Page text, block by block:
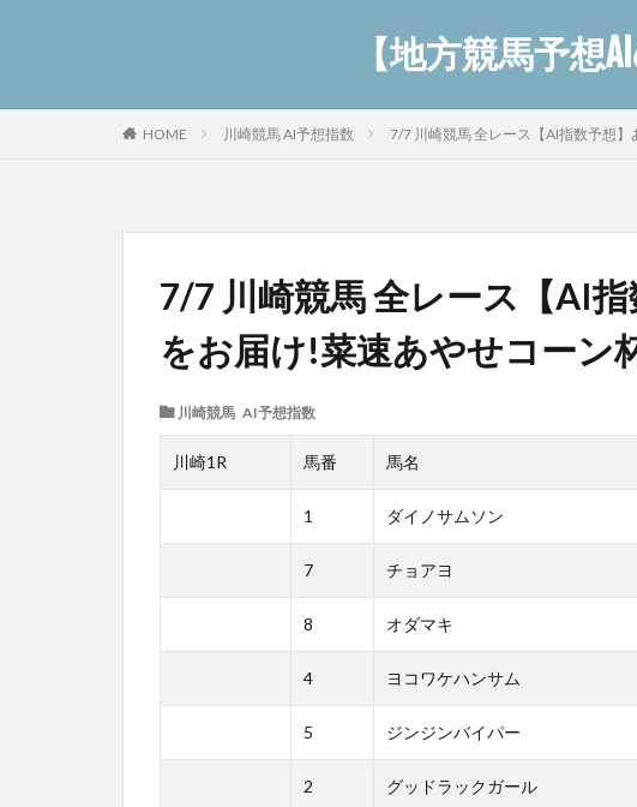
【地方競馬予想
HOME 川崎競馬 AI予想指数 7/7 川崎競馬 全レース【AI指数予想
7/7 川崎競馬 全レース【AI
をお届け!菜速あやせコーン
川崎競馬 AI予想指数
川崎1R 馬番 馬名
1 ダイノサムソン
7 チョアヨ
8 オダマキ
4 ヨコワケハンサム
5 ジンジンバイパー
2 グッドラックガール